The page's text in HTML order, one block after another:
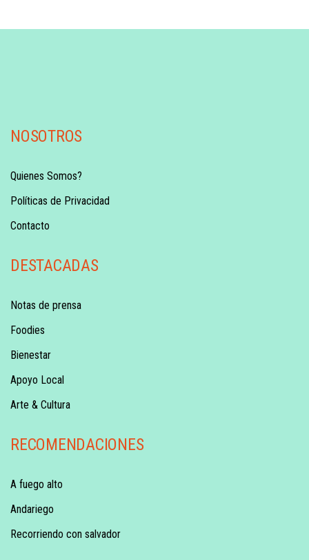
NOSOTROS
Quienes Somos?
Políticas de Privacidad
Contacto
DESTACADAS
Notas de prensa
Foodies
Bienestar
Apoyo Local
Arte & Cultura
RECOMENDACIONES
A fuego alto
Andariego
Recorriendo con salvador